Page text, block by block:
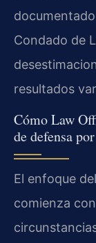
Condado de
resultados
Cómo Law
de defensa
El enfoque
comienza